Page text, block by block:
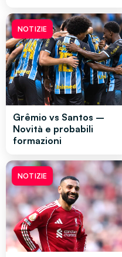
NOTIZIE
Grêmio vs Santos –
Novità e probabili
formazioni
NOTIZIE